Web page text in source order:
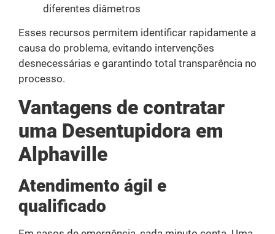
diferentes diâmetros
Esses recursos permitem identificar rapidamente a
causa do problema, evitando intervenções
desnecessárias e garantindo total transparência no
processo.
Vantagens de contratar
uma Desentupidora em
Alphaville
Atendimento ágil e
qualificado